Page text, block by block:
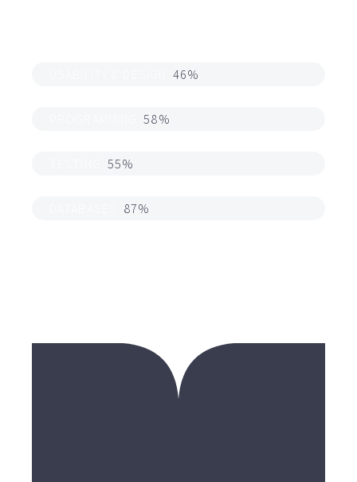
46%
58%
55%
87%